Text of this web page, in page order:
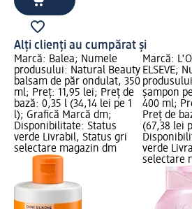
Alți clienți au cumpărat și
Marcă: Balea; Numele
produsului: Natural Beauty
balsam de păr ondulat, 350
ml; Preț: 11,95 lei; Preț de
bază: 0,35 l (34,14 lei pe 1
l); Grafică Marcă dm;
Disponibilitate: Status
verde Livrabil, Status gri
selectare magazin dm
Marcă:
ELSEVE;
șampon
400 ml;
Preț de
(67,38 lei
verde
selectare